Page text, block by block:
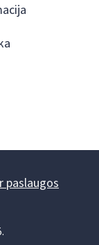
paslaugos